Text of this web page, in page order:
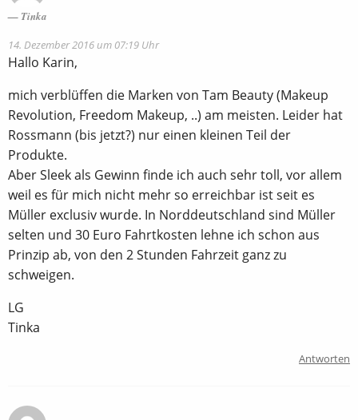
Tinka
14. Dezember 2016 um 07:19 Uhr
Hallo Karin,
mich verblüffen die Marken von Tam Beauty (Makeup
Revolution, Freedom Makeup, ..) am meisten. Leider hat
Rossmann (bis jetzt?) nur einen kleinen Teil der
Produkte.
Aber Sleek als Gewinn finde ich auch sehr toll, vor allem
weil es für mich nicht mehr so erreichbar ist seit es
Müller exclusiv wurde. In Norddeutschland sind Müller
selten und 30 Euro Fahrtkosten lehne ich schon aus
Prinzip ab, von den 2 Stunden Fahrzeit ganz zu
schweigen.
LG
Tinka
Antworten